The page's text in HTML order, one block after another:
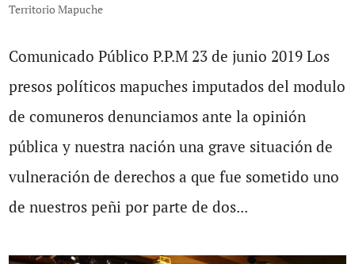
Territorio Mapuche
Comunicado Público P.P.M 23 de junio 2019 Los
presos políticos mapuches imputados del modulo
de comuneros denunciamos ante la opinión
pública y nuestra nación una grave situación de
vulneración de derechos a que fue sometido uno
de nuestros peñi por parte de dos...